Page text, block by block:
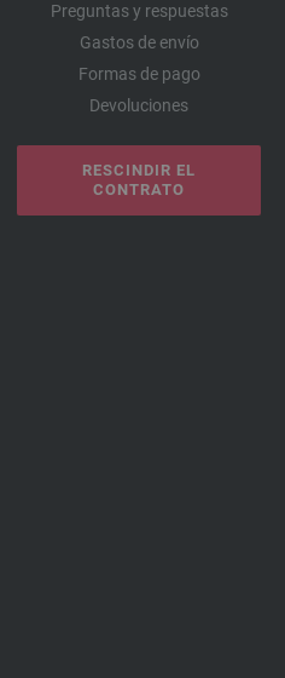
Preguntas y respuestas
Gastos de envío
Formas de pago
Devoluciones
RESCINDIR EL
CONTRATO